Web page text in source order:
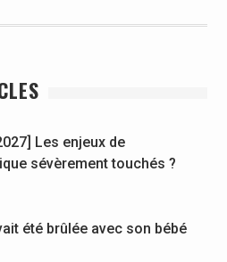
Les enjeux de
sévèrement touchés ?
été brûlée avec son bébé